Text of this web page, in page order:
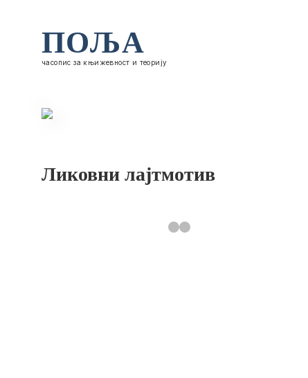
ПОЉА
часопис за књижевност и теорију
Ликовни лајтмотив